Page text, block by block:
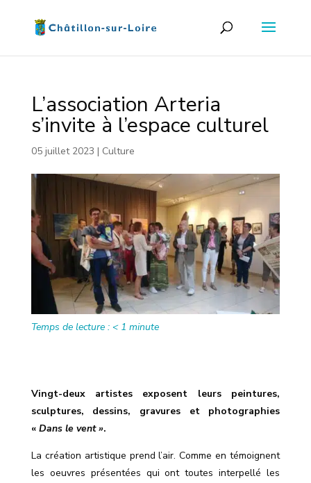
L’association Arteria
s’invite à l’espace culturel
05 juillet 2023 | Culture
Temps de lecture : < 1 minute
Vingt-deux artistes exposent leurs peintures,
sculptures, dessins, gravures et photographies
« Dans le vent ».
La création artistique prend l’air. Comme en témoignent
les oeuvres présentées qui ont toutes interpellé les